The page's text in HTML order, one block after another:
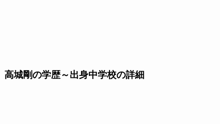
高城剛の学歴～出身中学校の詳細